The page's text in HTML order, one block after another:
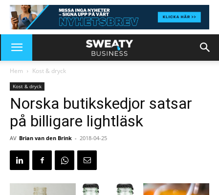
Hem Kost & dryck
Kost & dryck
Norska butikskedjor satsar
på billigare lightläsk
AV Brian van den Brink - 2018-04-25